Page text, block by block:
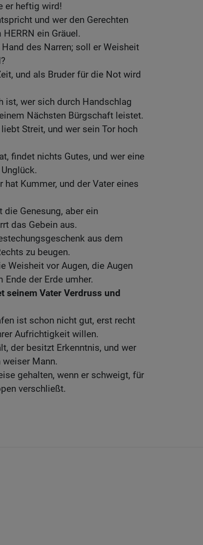
er heftig wird!
und wer den Gerechten
ein Gräuel.
des Narren; soll er Weisheit
und als Bruder für die Not wird
ist, wer sich durch Handschlag
Nächsten Bürgschaft leistet.
liebt Streit, und wer sein Tor hoch
findet nichts Gutes, und wer eine
hat Kummer, und der Vater eines
Genesung, aber ein
das Gebein aus.
aus dem
zu beugen.
Weisheit vor Augen, die Augen
der Erde umher.
seinem Vater Verdruss und
ist schon nicht gut, erst recht
Aufrichtigkeit willen.
der besitzt Erkenntnis, und wer
Mann.
gehalten, wenn er schweigt, für
verschließt.